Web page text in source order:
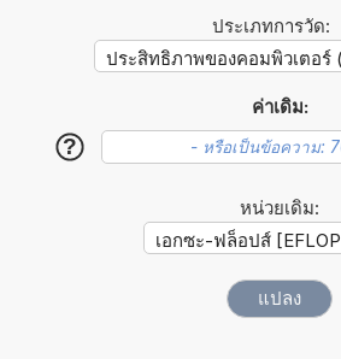
ประเภทการวัด:
ค่าเดิม:
?
หน่วยเดิม: